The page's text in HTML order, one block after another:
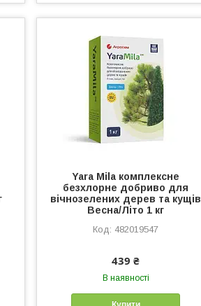
Yara Mila комплексне
безхлорне добриво для
вічнозелених дерев та кущів
Весна/Літо 1 кг
482019547
439 ₴
В наявності